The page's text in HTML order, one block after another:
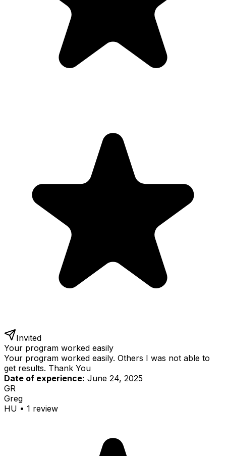
Invited
Your program worked easily
Your program worked easily. Others I was not able to
get results. Thank You
Date of experience: June 24, 2025
GR
Greg
HU • 1 review